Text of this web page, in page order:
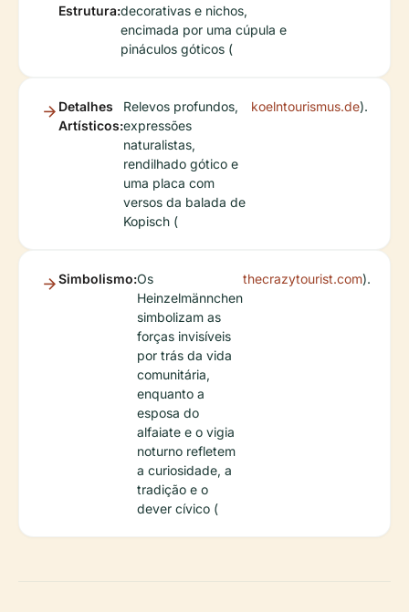
Estrutura:decorativas e nichos,
encimada por uma cúpula e
pináculos góticos (
Detalhes
Artísticos:
Relevos profundos,
expressões
naturalistas,
rendilhado gótico e
uma placa com
versos da balada de
Kopisch (
koelntourismus.de).
Simbolismo:Os
Heinzelmännchen
simbolizam as
forças invisíveis
por trás da vida
comunitária,
enquanto a
esposa do
alfaiate e o vigia
noturno refletem
a curiosidade, a
tradição e o
dever cívico (
thecrazytourist.com).